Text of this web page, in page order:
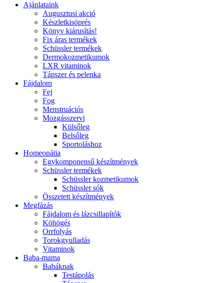
Ajánlataink
Augusztusi akció
Készletkisöprés
Könyv kiárusítás!
Fix áras termékek
Schüssler termékek
Dermokozmetikumok
LXR vitaminok
Tápszer és pelenka
Fájdalom
Fej
Fog
Menstruációs
Mozgásszervi
Külsőleg
Belsőleg
Sportoláshoz
Homeopátia
Egykomponensű készítmények
Schüssler termékek
Schüssler kozmetikumok
Schüssler sók
Összetett készítmények
Megfázás
Fájdalom és lázcsillapítók
Köhögés
Orrfolyás
Torokgyulladás
Vitaminok
Baba-mama
Babáknak
Testápolás